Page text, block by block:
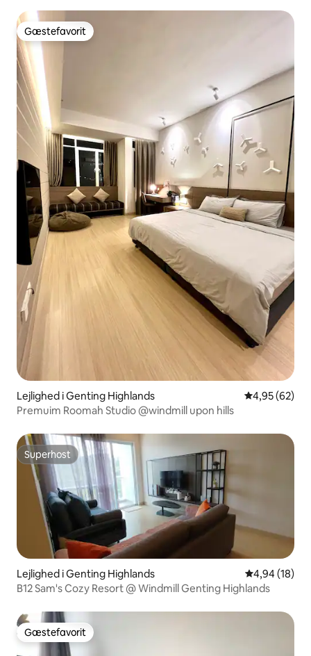
Gæstefavorit
Gæstefavorit
Lejlighed i Genting Highlands 4,95 ud af 5 i
4,95 (62)
Premuim Roomah Studio @windmill upon hills
Superhost
Superhost
Lejlighed i Genting Highlands 4,94 ud af 5 i
4,94 (18)
B12 Sam's Cozy Resort @ Windmill Genting Highlands
Gæstefavorit
Gæstefavorit